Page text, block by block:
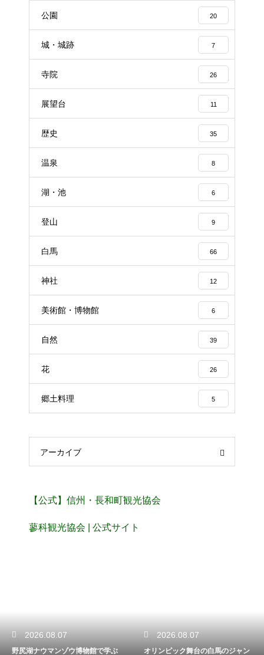
公園 20
城・城跡 7
寺院 26
展望台 11
歴史 35
温泉 8
湖・池 6
登山 9
白馬 66
神社 12
美術館・博物館 6
自然 39
花 26
郷土料理 5
アーカイブ
【公式】信州・長和町観光協会
蓼科観光協会 | 公式サイト
2026.08.07
野尻湖ナウマンゾウ博物館で学ぶ
2026.08.07
オリンピック舞台の白馬のジャン